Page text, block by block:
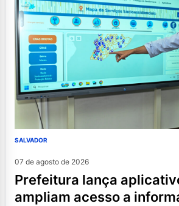
SALVADOR
07 de agosto de 2026
prefeitura lança aplicativos que
ampliam acesso a